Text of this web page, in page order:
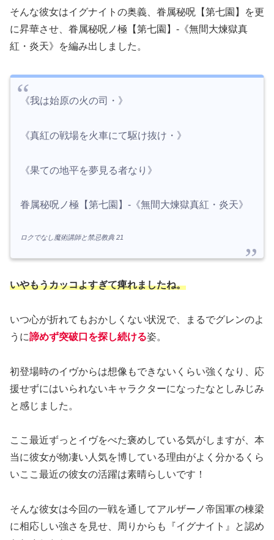
そんな彼女はイグナイトの奥義、眷属秘呪【第七園】を更
に昇華させ、眷属秘呪ノ極【第七園】-《無間大煉獄真
紅・炎天》を編み出しました。
《我は始原の火の司・》
《真紅の戦場を火車にて駆け抜け・》
《果ての地平を夢見る者なり》
眷属秘呪ノ極【第七園】-《無間大煉獄真紅・炎天》
ロクでなし魔術講師と禁忌教典 21
いやもうカッコよすぎて痺れましたね。
いつ心が折れてもおかしくない状況で、まるでグレンのよ
うに諦めず突破口を探し続ける姿。
初登場時のイヴからは想像もできないくらい強くなり、応
援せずにはいられないキャラクターになったなとしみじみ
と感じました。
ここ最近ずっとイヴをべた褒めしている気がしますが、本
当に彼女が物凄い人気を博している理由がよく分かるくら
いここ最近の彼女の活躍は素晴らしいです！
そんな彼女は今回の一戦を通してアルザーノ帝国軍の棟梁
に相応しい強さを見せ、周りからも『イグナイト』と認め